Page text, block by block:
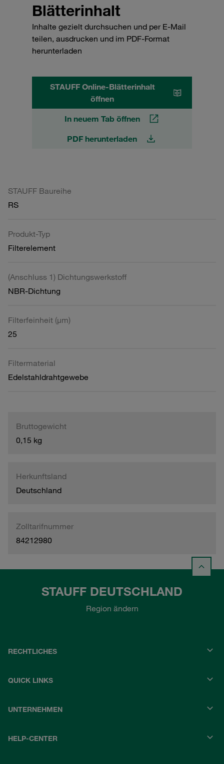
Blätterinhalt
Inhalte gezielt durchsuchen und per E-Mail
teilen, ausdrucken und im PDF-Format
herunterladen
STAUFF Online-Blätterinhalt
öffnen
In neuem Tab öffnen
PDF herunterladen
STAUFF Baureihe
RS
Produkt-Typ
Filterelement
(Anschluss 1) Dichtungswerkstoff
NBR-Dichtung
Filterfeinheit (µm)
25
Filtermaterial
Edelstahldrahtgewebe
Bruttogewicht
0,15 kg
Herkunftsland
Deutschland
Zolltarifnummer
84212980
STAUFF DEUTSCHLAND
Region ändern
RECHTLICHES
QUICK LINKS
UNTERNEHMEN
HELP-CENTER